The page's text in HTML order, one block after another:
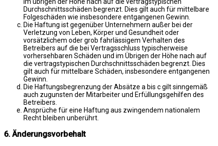
Durchschnittsschäden begrenzt. Dies gilt auch für mittelbare
Folgeschäden wie insbesondere entgangenen Gewinn.
Die Haftung ist gegenüber Unternehmern außer bei der
Verletzung von Leben, Körper und Gesundheit oder
vorsätzlichem oder grob fahrlässigem Verhalten des
Betreibers auf die bei Vertragsschluss typischerweise
vorhersehbaren Schäden und im Übrigen der Höhe nach auf
die vertragstypischen Durchschnittsschäden begrenzt. Dies
gilt auch für mittelbare Schäden, insbesondere entgangenen
Gewinn.
Die Haftungsbegrenzung der Absätze a bis c gilt sinngemäß
auch zugunsten der Mitarbeiter und Erfüllungsgehilfen des
Betreibers.
Ansprüche für eine Haftung aus zwingendem nationalem
Recht bleiben unberührt.
6. Änderungsvorbehalt